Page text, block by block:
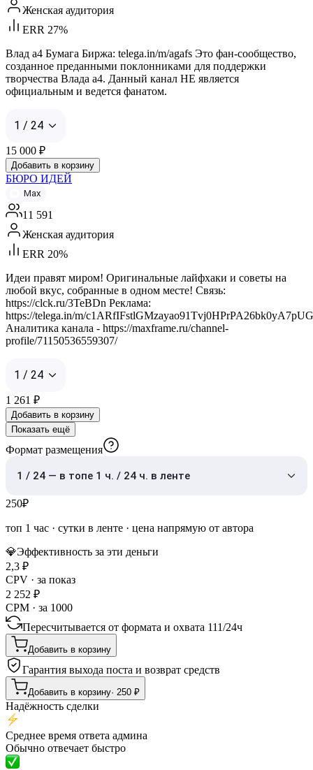
Женская аудитория
ERR 27%
Влад а4 Бумага Биржа: telega.in/m/agafs Это фан-сообщество,
созданное преданными поклонниками для поддержки
творчества Влада а4. Данный канал НЕ является
официальным и ведется фанатом.
1 / 24
15 000 ₽
Добавить в корзину
БЮРО ИДЕЙ
Max
11 591
Женская аудитория
ERR 20%
Идеи правят миром! Оригинальные лайфхаки и советы на
любой вкус, собранные в одном месте! Связь:
https://clck.ru/3TeBDn Реклама:
https://telega.in/m/
Аналитика канала - https://maxframe.ru/channel-
profile/71150536559307/
1 / 24
1 261 ₽
Добавить в корзину
Показать ещё
Формат размещения
1 / 24 — в топе 1 ч. / 24 ч. в ленте
250₽
топ 1 час · сутки в ленте · цена напрямую от автора
💎Эффективность за эти деньги
2,3 ₽
CPV · за показ
2 252 ₽
CPM · за 1000
Пересчитывается от формата и охвата 111/24ч
Добавить в корзину
Гарантия выхода поста и возврат средств
Добавить в корзину· 250 ₽
Надёжность сделки
Среднее время ответа админа
Обычно отвечает быстро